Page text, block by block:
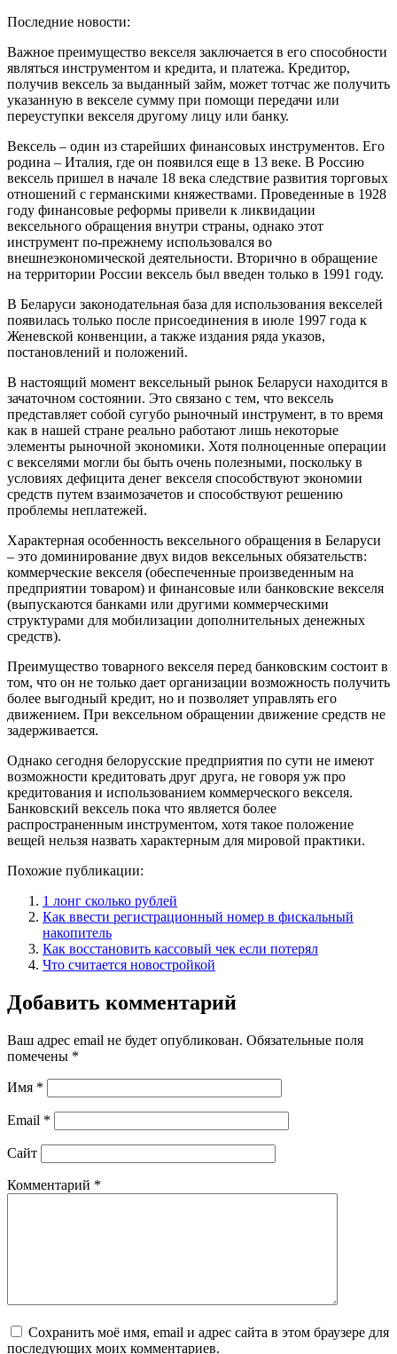
Последние новости:
Важное преимущество векселя заключается в его способности
являться инструментом и кредита, и платежа. Кредитор,
получив вексель за выданный займ, может тотчас же получить
указанную в векселе сумму при помощи передачи или
переуступки векселя другому лицу или банку.
Вексель – один из старейших финансовых инструментов. Его
родина – Италия, где он появился еще в 13 веке. В Россию
вексель пришел в начале 18 века следствие развития торговых
отношений с германскими княжествами. Проведенные в 1928
году финансовые реформы привели к ликвидации
вексельного обращения внутри страны, однако этот
инструмент по-прежнему использовался во
внешнеэкономической деятельности. Вторично в обращение
на территории России вексель был введен только в 1991 году.
В Беларуси законодательная база для использования векселей
появилась только после присоединения в июле 1997 года к
Женевской конвенции, а также издания ряда указов,
постановлений и положений.
В настоящий момент вексельный рынок Беларуси находится в
зачаточном состоянии. Это связано с тем, что вексель
представляет собой сугубо рыночный инструмент, в то время
как в нашей стране реально работают лишь некоторые
элементы рыночной экономики. Хотя полноценные операции
с векселями могли бы быть очень полезными, поскольку в
условиях дефицита денег векселя способствуют экономии
средств путем взаимозачетов и способствуют решению
проблемы неплатежей.
Характерная особенность вексельного обращения в Беларуси
– это доминирование двух видов вексельных обязательств:
коммерческие векселя (обеспеченные произведенным на
предприятии товаром) и финансовые или банковские векселя
(выпускаются банками или другими коммерческими
структурами для мобилизации дополнительных денежных
средств).
Преимущество товарного векселя перед банковским состоит в
том, что он не только дает организации возможность получить
более выгодный кредит, но и позволяет управлять его
движением. При вексельном обращении движение средств не
задерживается.
Однако сегодня белорусские предприятия по сути не имеют
возможности кредитовать друг друга, не говоря уж про
кредитования и использованием коммерческого векселя.
Банковский вексель пока что является более
распространенным инструментом, хотя такое положение
вещей нельзя назвать характерным для мировой практики.
Похожие публикации:
1 лонг сколько рублей
Как ввести регистрационный номер в фискальный
накопитель
Как восстановить кассовый чек если потерял
Что считается новостройкой
Добавить комментарий
Ваш адрес email не будет опубликован. Обязательные поля
помечены *
Имя *
Email *
Сайт
Комментарий *
Сохранить моё имя, email и адрес сайта в этом браузере для
последующих моих комментариев.